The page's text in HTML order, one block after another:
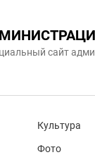
сайт
Культура
Фото